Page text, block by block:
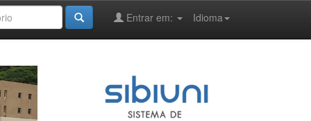
Idioma
Entrar em: